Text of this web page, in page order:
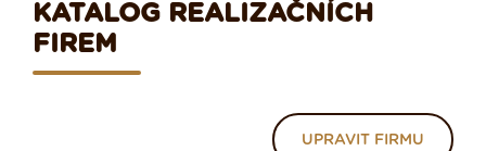
KATALOG REALIZAČNÍCH
FIREM
UPRAVIT FIRMU